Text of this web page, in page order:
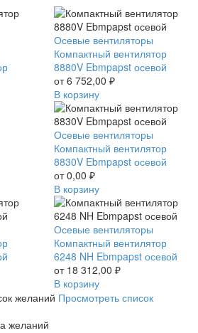
Компактный
вентилятор
8880V
Ebmpapst
осевой
Осевые вентиляторы
Компактный вентилятор
8880V Ebmpapst осевой
от6 752,00 ₽
В корзину
Компактный
вентилятор
8830V
Ebmpapst
осевой
Осевые вентиляторы
Компактный вентилятор
8830V Ebmpapst осевой
от0,00 ₽
В корзину
Компактный
вентилятор
6248
NH
Ebmpapst
осевой
Осевые вентиляторы
Компактный вентилятор
6248 NH Ebmpapst осевой
от 18 312,00 ₽
В корзину
желаний Просмотреть список
желаний